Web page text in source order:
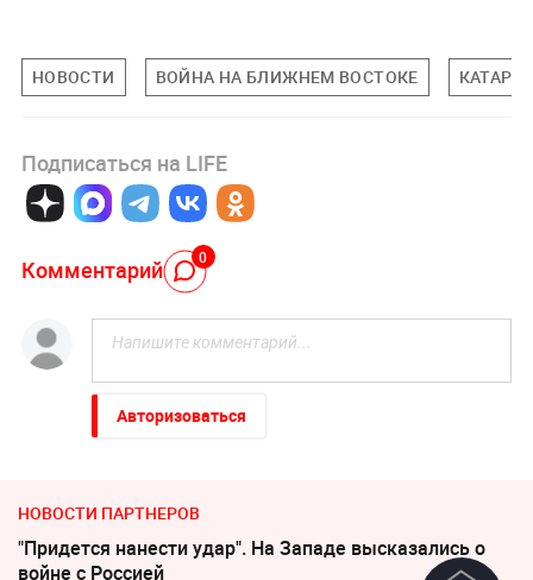
НОВОСТИ ВОЙНА НА БЛИЖНЕМ ВОСТОКЕ КАТАР
Подписаться на LIFE
Комментарий 0
Авторизоваться
НОВОСТИ ПАРТНЕРОВ
"Придется нанести удар". На Западе высказались о
войне с Россией